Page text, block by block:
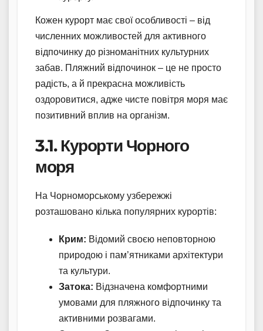
Кожен курорт має свої особливості – від
численних можливостей для активного
відпочинку до різноманітних культурних
забав. Пляжний відпочинок – це не просто
радість, а й прекрасна можливість
оздоровитися, адже чисте повітря моря має
позитивний вплив на організм.
3.1. Курорти Чорного
моря
На Чорноморському узбережжі
розташовано кілька популярних курортів:
Крим: Відомий своєю неповторною
природою і пам’ятниками архітектури
та культури.
Затока: Відзначена комфортними
умовами для пляжного відпочинку та
активними розвагами.